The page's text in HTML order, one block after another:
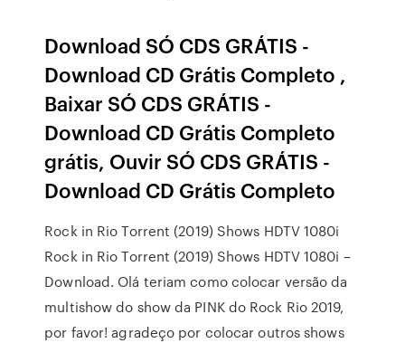
Download SÓ CDS GRÁTIS -
Download CD Grátis Completo ,
Baixar SÓ CDS GRÁTIS -
Download CD Grátis Completo
grátis, Ouvir SÓ CDS GRÁTIS -
Download CD Grátis Completo
Rock in Rio Torrent (2019) Shows HDTV 1080i
Rock in Rio Torrent (2019) Shows HDTV 1080i –
Download. Olá teriam como colocar versão da
multishow do show da PINK do Rock Rio 2019,
por favor! agradeço por colocar outros shows